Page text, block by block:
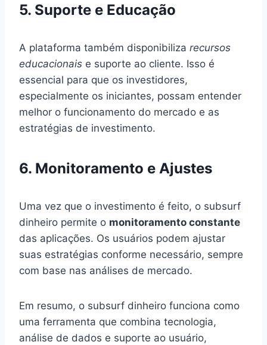
5. Suporte e Educação
A plataforma também disponibiliza recursos
educacionais e suporte ao cliente. Isso é
essencial para que os investidores,
especialmente os iniciantes, possam entender
melhor o funcionamento do mercado e as
estratégias de investimento.
6. Monitoramento e Ajustes
Uma vez que o investimento é feito, o subsurf
dinheiro permite o monitoramento constante
das aplicações. Os usuários podem ajustar
suas estratégias conforme necessário, sempre
com base nas análises de mercado.
Em resumo, o subsurf dinheiro funciona como
uma ferramenta que combina tecnologia,
análise de dados e suporte ao usuário,